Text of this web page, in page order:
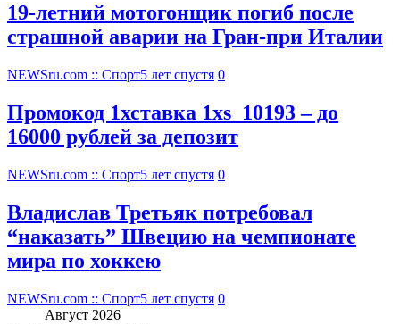
19-летний мотогонщик погиб после
страшной аварии на Гран-при Италии
NEWSru.com :: Спорт5 лет спустя 0
Промокод 1хставка 1xs_10193 – до
16000 рублей за депозит
NEWSru.com :: Спорт5 лет спустя 0
Владислав Третьяк потребовал
“наказать” Швецию на чемпионате
мира по хоккею
NEWSru.com :: Спорт5 лет спустя 0
Август 2026